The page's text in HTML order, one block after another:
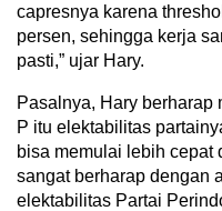
capresnya karena
persen, sehingga kerja
pasti,” ujar Hary.
Pasalnya, Hary berharap
P itu elektabilitas
bisa memulai lebih cepat
sangat berharap dengan
elektabilitas Partai